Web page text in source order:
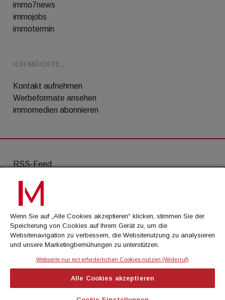
immo7news
immojobs
immotermin
ICH MÖCHTE...
Kontakt aufnehmen
Werbeformate ansehen
immomedien abonnieren
© Cachalot Media House GmbH - Alle Rechte
RSS-Feed
AGB
Datenschutz
Kontakt
Impressum
Wenn Sie auf „Alle Cookies akzeptieren“ klicken, stimmen Sie der
Speicherung von Cookies auf Ihrem Gerät zu, um die
Websitenavigation zu verbessern, die Websitenutzung zu analysieren
und unsere Marketingbemühungen zu unterstützen.
Webseite nur mit erforderlichen Cookies nutzen (Widerruf)
Alle Cookies akzeptieren